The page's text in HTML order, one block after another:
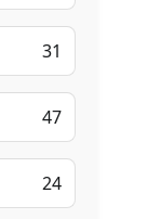
31
47
24